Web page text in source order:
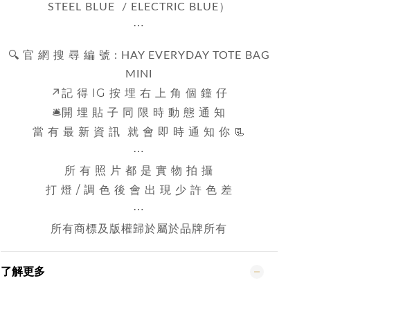
STEEL BLUE / ELECTRIC BLUE）
⋯
🔍 官 網 搜 尋 編 號 : HAY EVERYDAY TOTE BAG
MINI
↗️記 得 IG 按 埋 右 上 角 個 鐘 仔
🛎️開 埋 貼 子 同 限 時 動 態 通 知
當 有 最 新 資 訊 就 會 即 時 通 知 你 📃
⋯
所 有 照 片 都 是 實 物 拍 攝
打 燈 / 調 色 後 會 出 現 少 許 色 差
⋯
所有商標及版權歸於屬於品牌所有
了解更多